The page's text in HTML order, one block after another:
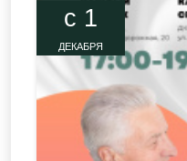
c 1
ДЕКАБРЯ